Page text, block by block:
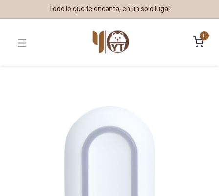
Todo lo que te encanta, en un solo lugar
0